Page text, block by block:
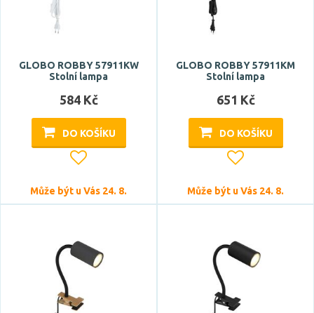
GLOBO ROBBY 57911KW
Stolní lampa
584 Kč
DO KOŠÍKU
Může být u Vás 24. 8.
GLOBO ROBBY 57911KM
Stolní lampa
651 Kč
DO KOŠÍKU
Může být u Vás 24. 8.